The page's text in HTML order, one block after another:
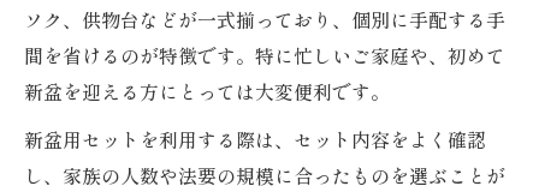
ソク、供物台などが一式揃っており、個別に手配する手
間を省けるのが特徴です。特に忙しいご家庭や、初めて
新盆を迎える方にとっては大変便利です。
新盆用セットを利用する際は、セット内容をよく確認
し、家族の人数や法要の規模に合ったものを選ぶことが